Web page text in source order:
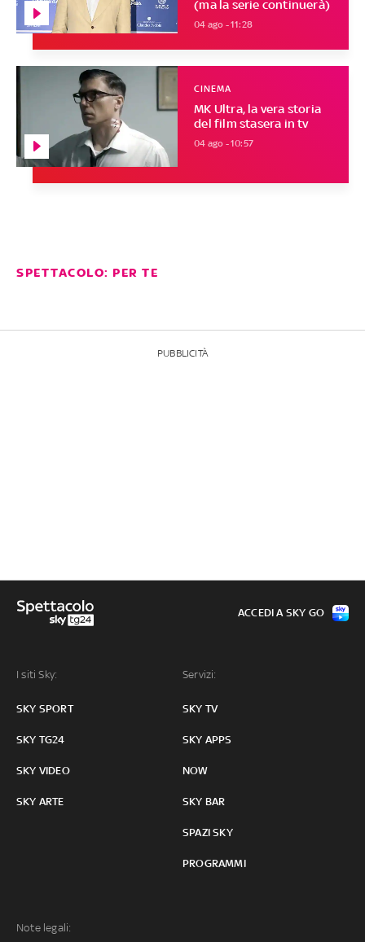
(ma la serie continuerà)
04 ago - 11:28
MK Ultra, la vera storia
del film stasera in tv
CINEMA
04 ago - 10:57
SPETTACOLO: PER TE
PUBBLICITÀ
I siti Sky:
SKY SPORT
SKY TG24
SKY VIDEO
SKY ARTE
Servizi:
SKY TV
SKY APPS
NOW
SKY BAR
SPAZI SKY
PROGRAMMI
Note legali:
ACCEDI A SKY GO